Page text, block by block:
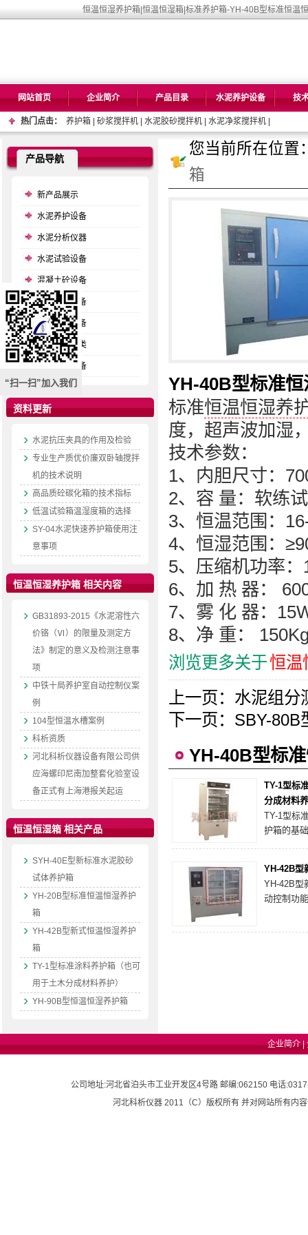
恒温恒湿养护箱|恒温恒湿箱|标准养护箱-YH-40B型标准恒温
网站首页 企业简介 产品目录 水泥养护设备 技
热门点击： 养护箱 砂浆搅拌机 水泥胶砂搅拌机 水泥净浆搅拌机
您当前所在位置
箱
YH-40B型标准
标准恒温恒湿养
度，超声波加湿
技术参数：
1、内胆尺寸：
2、容 量：软练
3、恒温范围：
4、恒湿范围：
5、压缩机功率：
6、加 热 器：
7、雾 化 器：
8、净 重：
浏览更多关于恒温
上一页： 水泥组分
下一页： SBY-80B
YH-40B型标
TY-1型标
分成材料
TY-1型标
护箱的基
装置。
YH-42B型
YH-42B型
动控制功
产品导航
新产品展示
水泥养护设备
水泥分析仪器
水泥试验设备
混凝土砼设备
磨房试验设备
砂浆检测设备
压力试验机类
配套仪器设备
资料更新
水泥抗压夹具的作用及检验
专业生产质优价廉双卧轴搅拌
机的技术说明
高品质砼碳化箱的技术指标
低温试验箱温湿度箱的选择
SY-04水泥快速养护箱使用注
意事项
恒温恒湿养护箱 相关内容
GB31893-2015《水泥溶性六
价铬（Ⅵ）的限量及测定方
法》制定的意义及检测注意事
项
中铁十局养护室自动控制仪案
例
104型恒温水槽案例
科析资质
河北科析仪器设备有限公司供
应海螺印尼南加整套化验室设
备正式有上海港报关起运
恒温恒湿箱 相关产品
SYH-40E型新标准水泥胶砂
试体养护箱
YH-20B型标准恒温恒湿养护
箱
YH-42B型新式恒温恒湿养护
箱
TY-1型标准涂料养护箱（也可
用于土木分成材料养护）
YH-90B型恒温恒湿养护箱
企业简介 |
公司地址:河北省泊头市工业开发区4号路 邮编:062150 电话
河北科析仪器 2011（C）版权所有 并对网站所有内
“扫一扫”加入我们